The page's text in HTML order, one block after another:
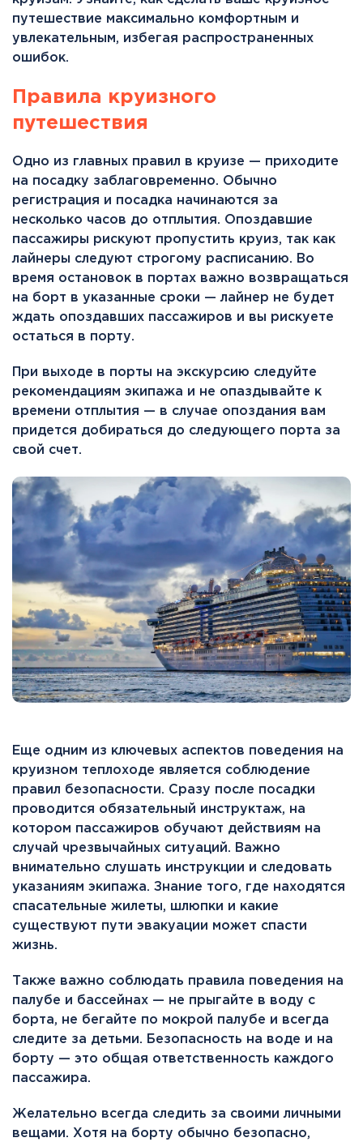
путешествие максимально комфортным и
увлекательным, избегая распространенных
ошибок.
Правила круизного
путешествия
Одно из главных правил в круизе — приходите
на посадку заблаговременно. Обычно
регистрация и посадка начинаются за
несколько часов до отплытия. Опоздавшие
пассажиры рискуют пропустить круиз, так как
лайнеры следуют строгому расписанию. Во
время остановок в портах важно возвращаться
на борт в указанные сроки — лайнер не будет
ждать опоздавших пассажиров и вы рискуете
остаться в порту.
При выходе в порты на экскурсию следуйте
рекомендациям экипажа и не опаздывайте к
времени отплытия — в случае опоздания вам
придется добираться до следующего порта за
свой счет.
Еще одним из ключевых аспектов поведения на
круизном теплоходе является соблюдение
правил безопасности. Сразу после посадки
проводится обязательный инструктаж, на
котором пассажиров обучают действиям на
случай чрезвычайных ситуаций. Важно
внимательно слушать инструкции и следовать
указаниям экипажа. Знание того, где находятся
спасательные жилеты, шлюпки и какие
существуют пути эвакуации может спасти
жизнь.
Также важно соблюдать правила поведения на
палубе и бассейнах — не прыгайте в воду с
борта, не бегайте по мокрой палубе и всегда
следите за детьми. Безопасность на воде и на
борту — это общая ответственность каждого
пассажира.
Желательно всегда следить за своими личными
вещами. Хотя на борту обычно безопасно,